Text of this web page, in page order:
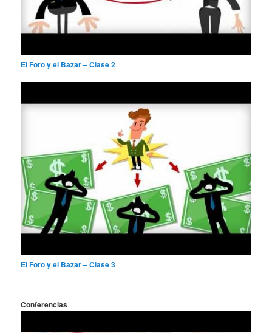
El Foro y el Bazar – Clase 2
El Foro y el Bazar – Clase 3
Conferencias